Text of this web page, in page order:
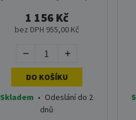
1 156 Kč
bez DPH 955,00 Kč
DO KOŠÍKU
Skladem • Odeslání do 2
dnů